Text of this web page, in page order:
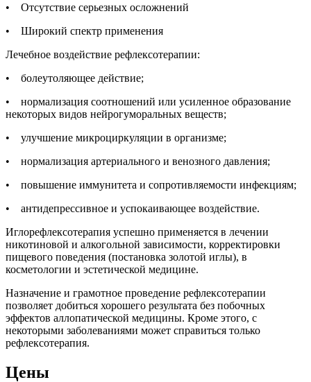
• Отсутствие серьезных осложнений
• Широкий спектр применения
Лечебное воздействие рефлексотерапии:
• болеутоляющее действие;
• нормализация соотношений или усиленное образование
некоторых видов нейрогуморальных веществ;
• улучшение микроциркуляции в организме;
• нормализация артериального и венозного давления;
• повышение иммунитета и сопротивляемости инфекциям;
• антидепрессивное и успокаивающее воздействие.
Иглорефлексотерапия успешно применяется в лечении
никотиновой и алкогольной зависимости, корректировки
пищевого поведения (постановка золотой иглы), в
косметологии и эстетической медицине.
Назначение и грамотное проведение рефлексотерапии
позволяет добиться хорошего результата без побочных
эффектов аллопатической медицины. Кроме этого, с
некоторыми заболеваниями может справиться только
рефлексотерапия.
Цены